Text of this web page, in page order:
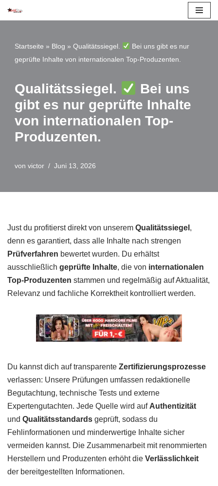
Startseite » Blog » Qualitätssiegel.
Bei uns gibt es nur
geprüfte Inhalte von internationalen Top-Produzenten.
Qualitätssiegel.
Bei uns
gibt es nur geprüfte Inhalte
von internationalen Top-
Produzenten.
von victor Juni 13, 2026
Just du profitierst direkt von unserem Qualitätssiegel ,
denn es garantiert, dass alle Inhalte nach strengen
Prüfverfahren bewertet wurden. Du erhältst
ausschließlich geprüfte Inhalte, die von internationalen
Top-Produzenten stammen und regelmäßig auf Aktualität,
Relevanz und fachliche Korrektheit kontrolliert werden.
Du kannst dich auf transparente Zertifizierungsprozesse
verlassen: Unsere Prüfungen umfassen redaktionelle
Begutachtung, technische Tests und externe
Expertengutachten. Jede Quelle wird auf Authentizität
und Qualitätsstandards geprüft, sodass du
Fehlinformationen und minderwertige Inhalte sicher
vermeiden kannst. Die Zusammenarbeit mit renommierten
Herstellern und Produzenten erhöht die Verlässlichkeit
der bereitgestellten Informationen.